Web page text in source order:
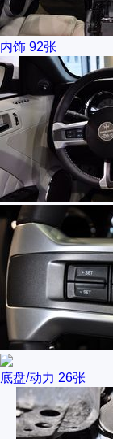
内饰 92张
底盘/动力 26张